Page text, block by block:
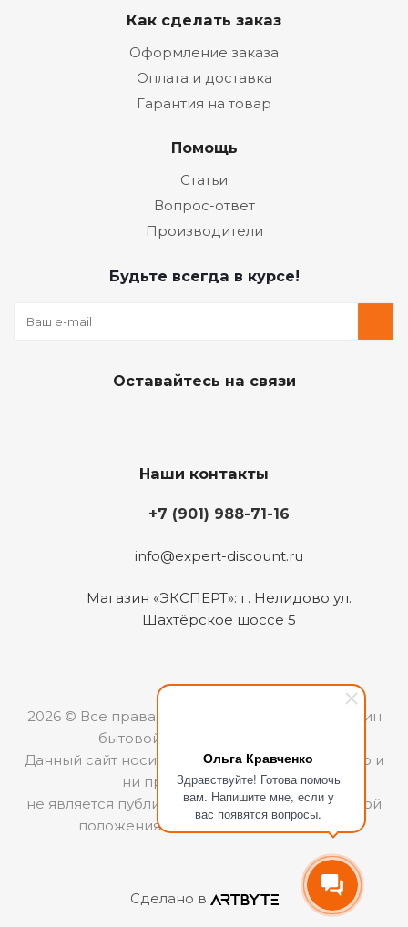
Ольга Кравченко
Здравствуйте! Готова помочь
вам. Напишите мне, если у
вас появятся вопросы.
Как сделать заказ
Оформление заказа
Оплата и доставка
Гарантия на товар
Помощь
Статьи
Вопрос-ответ
Производители
Будьте всегда в курсе!
Оставайтесь на связи
Наши контакты
+7 (901) 988-71-16
info@expert-discount.ru
Магазин «ЭКСПЕРТ»: г. Нелидово ул.
Шахтёрское шоссе 5
2026 © Все права защищены. Интернет-магазин
бытовой техники «ЭКСПЕРТ».
Данный сайт носит информационный характер и
ни при каких условиях
не является публичной офертой, определяемой
положениями Статьи 437 (2) ГКРФ.
Сделано в